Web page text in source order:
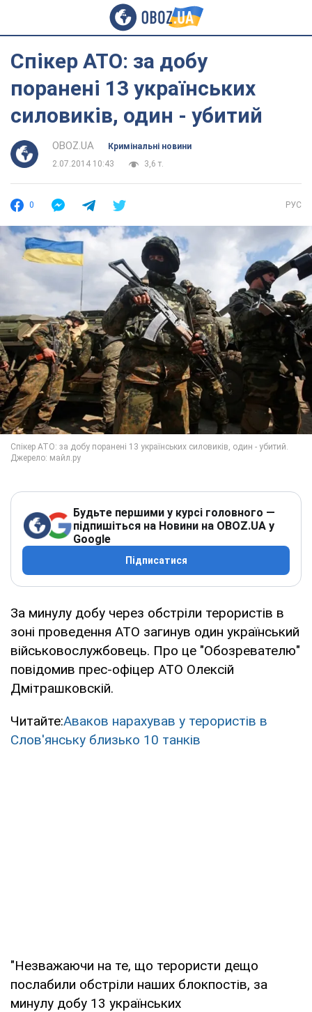
Спікер АТО: за добу
поранені 13 українських
силовиків, один - убитий
OBOZ.UA
Кримінальні новини
2.07.2014 10:43
3,6 т.
0 РУС
Будьте першими у курсі головного —
підпишіться на Новини на OBOZ.UA у
Google
Підписатися
За минулу добу через обстріли терористів в
зоні проведення АТО загинув один український
військовослужбовець. Про це "Обозревателю"
повідомив прес-офіцер АТО Олексій
Дмітрашковскій.
Читайте:Аваков нарахував у терористів в
Слов'янську близько 10 танків
"Незважаючи на те, що терористи дещо
послабили обстріли наших блокпостів, за
минулу добу 13 українських